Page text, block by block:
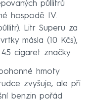
půllitrů
hospodě IV.
Litr Superu za
másla (10 Kčs),
cigaret značky
hmoty
zvyšuje, ale při
benzin pořád